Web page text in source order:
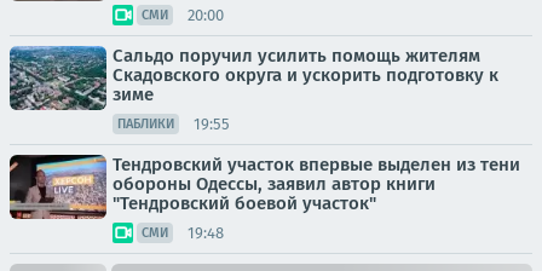
СМИ 20:00
Сальдо поручил усилить помощь жителям
Скадовского округа и ускорить подготовку к
зиме
ПАБЛИКИ 19:55
Тендровский участок впервые выделен из тени
обороны Одессы, заявил автор книги
"Тендровский боевой участок"
СМИ 19:48